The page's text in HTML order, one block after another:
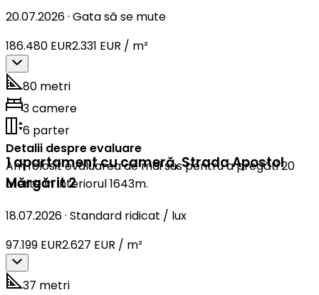
20.07.2026· Gata să se mute
186.480 EUR2.331 EUR / m²
80 metri
3 camere
6 parter
Detalii despre evaluare
Am folosit evaluarea de mai sus pentru a pregăti 20
oferte în interiorul 1643m.
1 apartament cu cameră,Strada Apostol
Mărgărit 2
18.07.2026· Standard ridicat / lux
97.199 EUR2.627 EUR / m²
37 metri